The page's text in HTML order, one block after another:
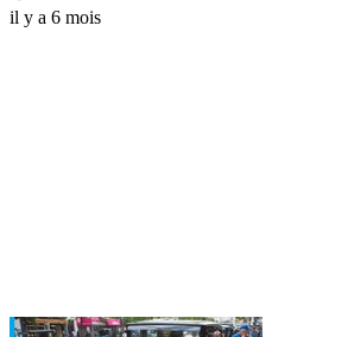
il y a 6 mois